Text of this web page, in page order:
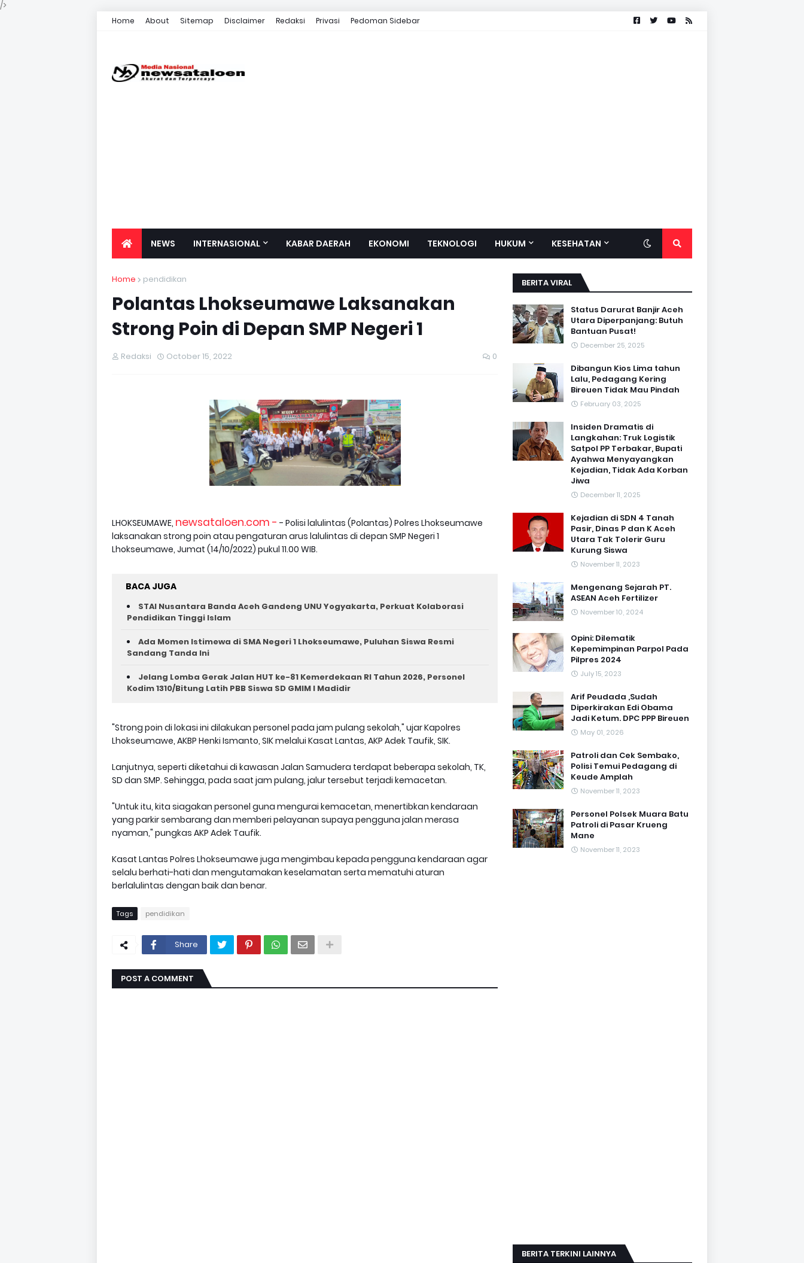
/>
Home About Sitemap Disclaimer Redaksi Privasi Pedoman Sidebar
NEWS INTERNASIONAL KABAR DAERAH EKONOMI TEKNOLOGI HUKUM KESEHATAN
Home pendidikan
Polantas Lhokseumawe Laksanakan
Strong Poin di Depan SMP Negeri 1
Redaksi October 15, 2022 0
LHOKSEUMAWE, newsataloen.com - - Polisi lalulintas (Polantas) Polres Lhokseumawe
laksanakan strong poin atau pengaturan arus lalulintas di depan SMP Negeri 1
Lhokseumawe, Jumat (14/10/2022) pukul 11.00 WIB.
BACA JUGA
STAI Nusantara Banda Aceh Gandeng UNU Yogyakarta, Perkuat Kolaborasi
Pendidikan Tinggi Islam
Ada Momen Istimewa di SMA Negeri 1 Lhokseumawe, Puluhan Siswa Resmi
Sandang Tanda Ini
Jelang Lomba Gerak Jalan HUT ke-81 Kemerdekaan RI Tahun 2026, Personel
Kodim 1310/Bitung Latih PBB Siswa SD GMIM I Madidir
"Strong poin di lokasi ini dilakukan personel pada jam pulang sekolah," ujar Kapolres
Lhokseumawe, AKBP Henki Ismanto, SIK melalui Kasat Lantas, AKP Adek Taufik, SIK.
Lanjutnya, seperti diketahui di kawasan Jalan Samudera terdapat beberapa sekolah, TK,
SD dan SMP. Sehingga, pada saat jam pulang, jalur tersebut terjadi kemacetan.
"Untuk itu, kita siagakan personel guna mengurai kemacetan, menertibkan kendaraan
yang parkir sembarang dan memberi pelayanan supaya pengguna jalan merasa
nyaman," pungkas AKP Adek Taufik.
Kasat Lantas Polres Lhokseumawe juga mengimbau kepada pengguna kendaraan agar
selalu berhati-hati dan mengutamakan keselamatan serta mematuhi aturan
berlalulintas dengan baik dan benar.
Tags pendidikan
Share
POST A COMMENT
BERITA VIRAL
Status Darurat Banjir Aceh
Utara Diperpanjang: Butuh
Bantuan Pusat!
December 25, 2025
Dibangun Kios Lima tahun
Lalu, Pedagang Kering
Bireuen Tidak Mau Pindah
February 03, 2025
Insiden Dramatis di
Langkahan: Truk Logistik
Satpol PP Terbakar, Bupati
Ayahwa Menyayangkan
Kejadian, Tidak Ada Korban
Jiwa
December 11, 2025
Kejadian di SDN 4 Tanah
Pasir, Dinas P dan K Aceh
Utara Tak Tolerir Guru
Kurung Siswa
November 11, 2023
Mengenang Sejarah PT.
ASEAN Aceh Fertilizer
November 10, 2024
Opini: Dilematik
Kepemimpinan Parpol Pada
Pilpres 2024
July 15, 2023
Arif Peudada ,Sudah
Diperkirakan Edi Obama
Jadi Ketum. DPC PPP Bireuen
May 01, 2026
Patroli dan Cek Sembako,
Polisi Temui Pedagang di
Keude Amplah
November 11, 2023
Personel Polsek Muara Batu
Patroli di Pasar Krueng
Mane
November 11, 2023
BERITA TERKINI LAINNYA